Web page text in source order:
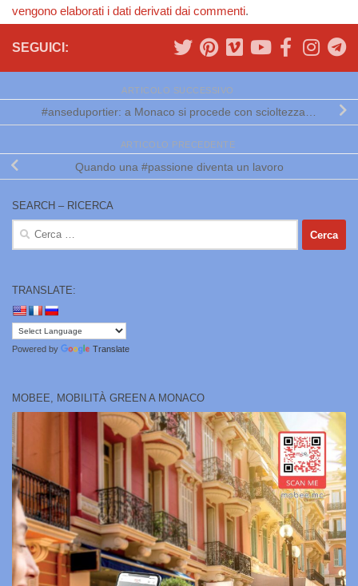
vengono elaborati i dati derivati dai commenti.
SEGUICI:
ARTICOLO SUCCESSIVO
#anseduportier: a Monaco si procede con scioltezza…
ARTICOLO PRECEDENTE
Quando una #passione diventa un lavoro
SEARCH – RICERCA
Ricerca
per:
TRANSLATE:
Powered by Translate
MOBEE, MOBILITÀ GREEN A MONACO